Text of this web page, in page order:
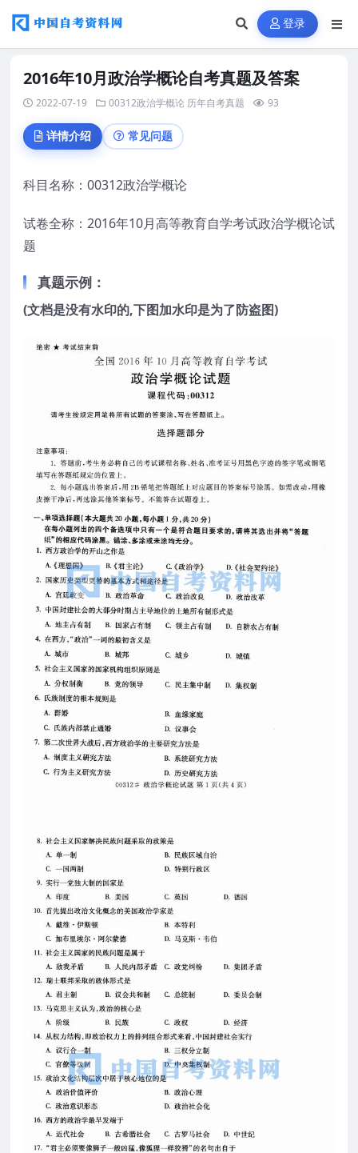
登录
2016年10月政治学概论自考真题及答案
2022-07-19 00312政治学概论 历年自考真题 93
详情介绍 常见问题
科目名称：00312政治学概论
试卷全称：2016年10月高等教育自学考试政治学概论试
题
真题示例：
(文档是没有水印的,下图加水印是为了防盗图)